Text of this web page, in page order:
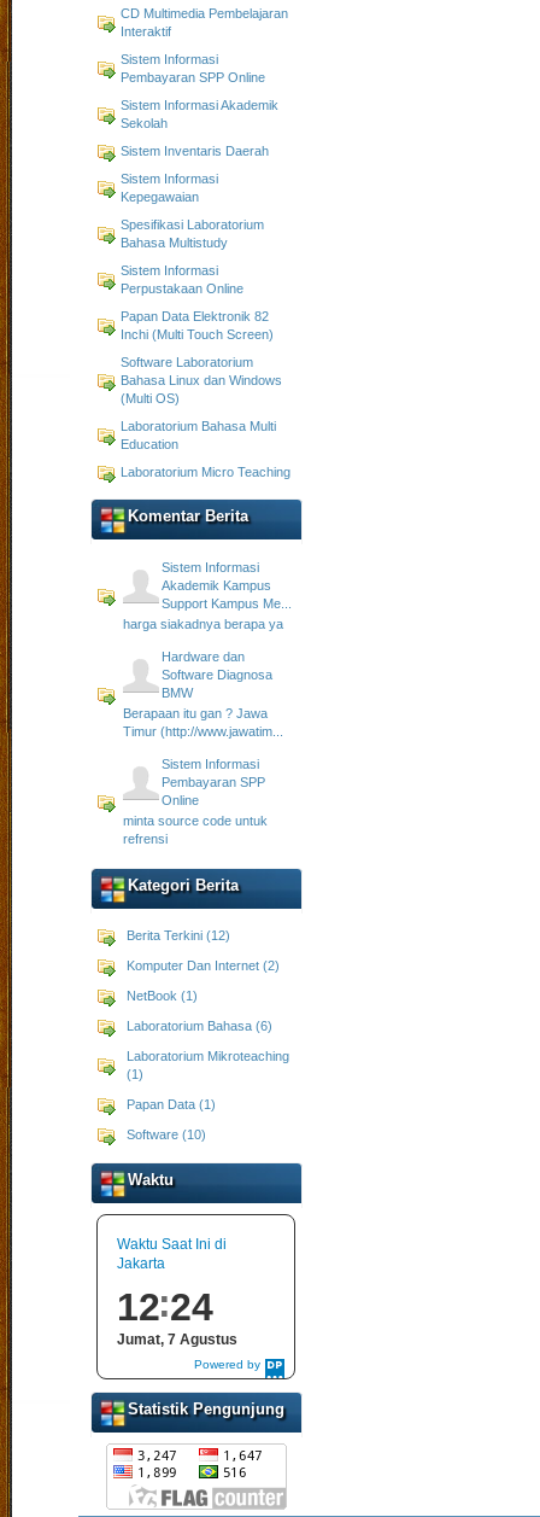
CD Multimedia Pembelajaran
Interaktif
Sistem Informasi
Pembayaran SPP Online
Sistem Informasi Akademik
Sekolah
Sistem Inventaris Daerah
Sistem Informasi
Kepegawaian
Spesifikasi Laboratorium
Bahasa Multistudy
Sistem Informasi
Perpustakaan Online
Papan Data Elektronik 82
Inchi (Multi Touch Screen)
Software Laboratorium
Bahasa Linux dan Windows
(Multi OS)
Laboratorium Bahasa Multi
Education
Laboratorium Micro Teaching
Komentar Berita
Sistem Informasi
Akademik Kampus
Support Kampus Me...
harga siakadnya berapa ya
Hardware dan
Software Diagnosa
BMW
Berapaan itu gan ? Jawa
Timur (http://www.jawatim...
Sistem Informasi
Pembayaran SPP
Online
minta source code untuk
refrensi
Kategori Berita
Berita Terkini (12)
Komputer Dan Internet (2)
NetBook (1)
Laboratorium Bahasa (6)
Laboratorium Mikroteaching
(1)
Papan Data (1)
Software (10)
Waktu
Powered by
DaysPedia.com
Waktu Saat Ini di
Jakarta
12 24
Jumat, 7 Agustus
Statistik Pengunjung